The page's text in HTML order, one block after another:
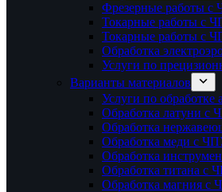
Фрезерные работы с
Токарные работы с
Токарные работы с
Обработка
Услуги по
Варианты материалов
Услуги по
Обработка латуни с
Обработка
Обработка меди с
Обработка
Обработка титана с
Обработка магния с